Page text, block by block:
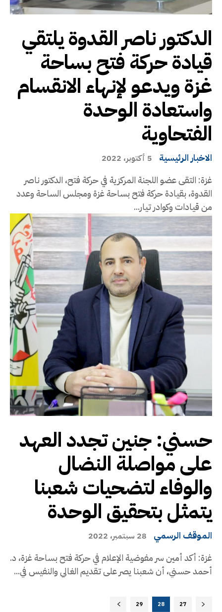
الدكتور ناصر القدوة يلتقي
قيادة حركة فتح بساحة
غزة ويدعو لإنهاء الانقسام
واستعادة الوحدة
الفتحاوية
الاخبار الرئيسية 5 أكتوبر، 2022
غزة: التقى عضو اللجنة المركزية في حركة فتح، الدكتور ناصر
القدوة، بقيادة حركة فتح بساحة غزة ومجلس الساحة وعدد
من قيادات وكوادر تيار...
حسني: جنين تجدد العهد
على مواصلة النضال
والوفاء لتضحيات شعبنا
يتمثل بتحقيق الوحدة
الموقف الرسمي 28 سبتمبر، 2022
غزة: أكد أمين سر مفوضية الإعلام في حركة فتح بساحة غزة، د.
أحمد حسني، أن شعبنا يصر على تقديم الغالي والنفيس في...
27
28
29